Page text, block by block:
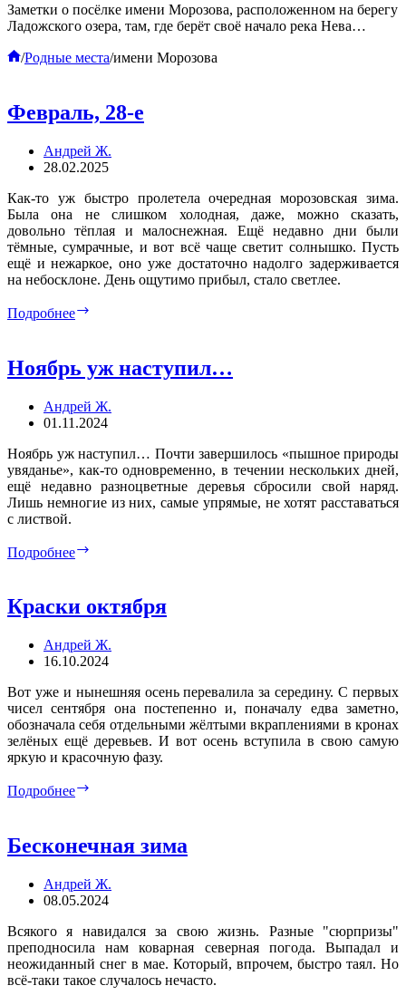
Заметки о посёлке имени Морозова, расположенном на берегу
Ладожского озера, там, где берёт своё начало река Нева…
Главная
/Родные места/имени Морозова
Февраль, 28-е
Андрей Ж.
28.02.2025
Как-то уж быстро пролетела очередная морозовская зима.
Была она не слишком холодная, даже, можно сказать,
довольно тёплая и малоснежная. Ещё недавно дни были
тёмные, сумрачные, и вот всё чаще светит солнышко. Пусть
ещё и нежаркое, оно уже достаточно надолго задерживается
на небосклоне. День ощутимо прибыл, стало светлее.
Подробнее
Ноябрь уж наступил…
Андрей Ж.
01.11.2024
Ноябрь уж наступил… Почти завершилось «пышное природы
увяданье», как-то одновременно, в течении нескольких дней,
ещё недавно разноцветные деревья сбросили свой наряд.
Лишь немногие из них, самые упрямые, не хотят расставаться
с листвой.
Подробнее
Краски октября
Андрей Ж.
16.10.2024
Вот уже и нынешняя осень перевалила за середину. С первых
чисел сентября она постепенно и, поначалу едва заметно,
обозначала себя отдельными жёлтыми вкраплениями в кронах
зелёных ещё деревьев. И вот осень вступила в свою самую
яркую и красочную фазу.
Подробнее
Бесконечная зима
Андрей Ж.
08.05.2024
Всякого я навидался за свою жизнь. Разные "сюрпризы"
преподносила нам коварная северная погода. Выпадал и
неожиданный снег в мае. Который, впрочем, быстро таял. Но
всё-таки такое случалось нечасто.